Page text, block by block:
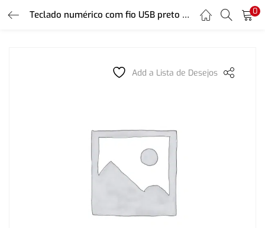
Teclado numérico com fio USB preto TC229 Multilaser 0
Add a Lista de Desejos
LOGIN REGISTER
Login